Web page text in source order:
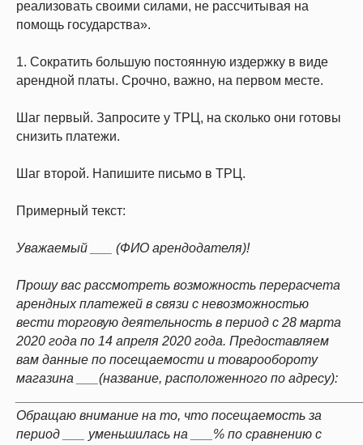
реализовать своими силами, не рассчитывая на
помощь государства».
1. Сократить большую постоянную издержку в виде
арендной платы. Срочно, важно, на первом месте.
Шаг первый. Запросите у ТРЦ, на сколько они готовы
снизить платежи.
Шаг второй. Напишите письмо в ТРЦ.
Примерный текст:
Уважаемый ___ (ФИО арендодателя)!
Прошу вас рассмотреть возможность перерасчета
арендных платежей в связи с невозможностью
вести торговую деятельность в период с 28 марта
2020 года по 14 апреля 2020 года. Предоставляем
вам данные по посещаемости и товарообороту
магазина ___(название, расположенного по адресу):
Обращаю внимание на то, что посещаемость за
период ___ уменьшилась на ___% по сравнению с